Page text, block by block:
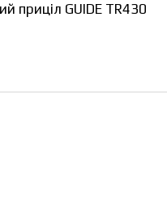
приціл GUIDE TR430